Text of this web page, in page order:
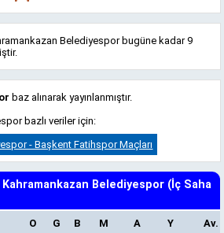
Belediyespor bugüne kadar 9
baz alınarak yayınlanmıştır.
bazlı veriler için:
- Başkent Fatihspor Maçları
Belediyespor (İç Saha
O G B M A Y
Av.